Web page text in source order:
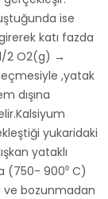
ise
katı fazda
2 O2(g) →
,yatak
dışına
yukaridaki
yataklı
(750- 900⁰ C)
ve bozunmadan